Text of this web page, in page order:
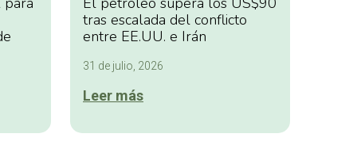
tras escalada del conflicto
entre EE.UU. e Irán
31 de julio, 2026
Leer más